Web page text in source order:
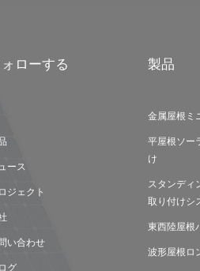
ローする
ース
ジェクト
い合わせ
グ
製品
金属屋根ミ
平屋根ソー
け
スタンディ
取り付けシ
東西陸屋根
波形屋根ロ